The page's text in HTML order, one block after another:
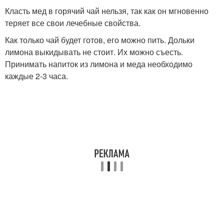
Класть мед в горячий чай нельзя, так как он мгновенно
теряет все свои лечебные свойства.
Как только чай будет готов, его можно пить. Дольки
лимона выкидывать не стоит. Их можно съесть.
Принимать напиток из лимона и меда необходимо
каждые 2-3 часа.